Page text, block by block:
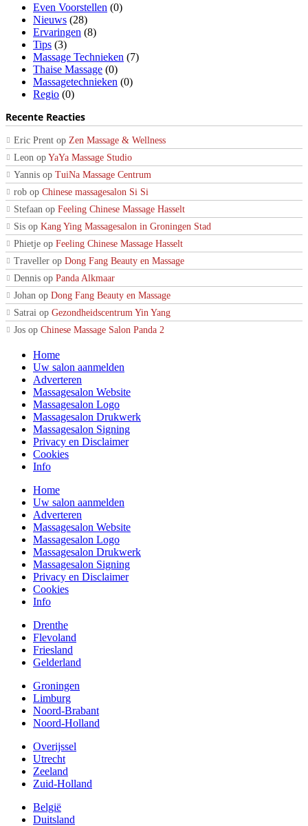
Even Voorstellen (0)
Nieuws (28)
Ervaringen (8)
Tips (3)
Massage Technieken (7)
Thaise Massage (0)
Massagetechnieken (0)
Regio (0)
Recente Reacties
Eric Prent op Zen Massage & Wellness
Leon op YaYa Massage Studio
Yannis op TuiNa Massage Centrum
rob op Chinese massagesalon Si Si
Stefaan op Feeling Chinese Massage Hasselt
Sis op Kang Ying Massagesalon in Groningen Stad
Phietje op Feeling Chinese Massage Hasselt
Traveller op Dong Fang Beauty en Massage
Dennis op Panda Alkmaar
Johan op Dong Fang Beauty en Massage
Satrai op Gezondheidscentrum Yin Yang
Jos op Chinese Massage Salon Panda 2
Home
Uw salon aanmelden
Adverteren
Massagesalon Website
Massagesalon Logo
Massagesalon Drukwerk
Massagesalon Signing
Privacy en Disclaimer
Cookies
Info
Home
Uw salon aanmelden
Adverteren
Massagesalon Website
Massagesalon Logo
Massagesalon Drukwerk
Massagesalon Signing
Privacy en Disclaimer
Cookies
Info
Drenthe
Flevoland
Friesland
Gelderland
Groningen
Limburg
Noord-Brabant
Noord-Holland
Overijssel
Utrecht
Zeeland
Zuid-Holland
België
Duitsland